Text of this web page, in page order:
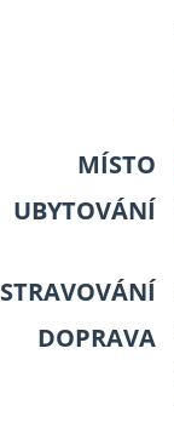
MÍSTO
UBYTOVÁNÍ
STRAVOVÁNÍ
DOPRAVA